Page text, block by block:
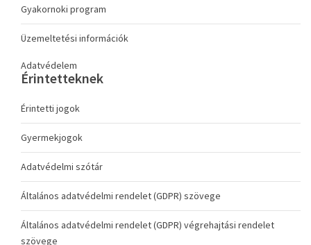
Gyakornoki program
Üzemeltetési információk
Adatvédelem
Érintetteknek
Érintetti jogok
Gyermekjogok
Adatvédelmi szótár
Általános adatvédelmi rendelet (GDPR) szövege
Általános adatvédelmi rendelet (GDPR) végrehajtási rendelet
szövege